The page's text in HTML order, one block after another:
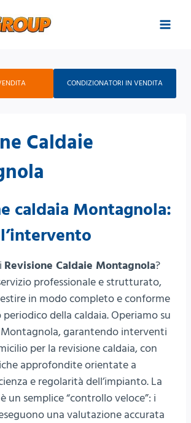
CONDIZIONATORI IN VENDITA
Caldaie
caldaia Montagnola:
Revisione Caldaie Montagnola?
professionale e strutturato,
in modo completo e conforme
della caldaia. Operiamo su
garantendo interventi
per la revisione caldaia, con
approfondite orientate a
e regolarità dell’impianto. La
un semplice “controllo veloce”: i
una valutazione accurata